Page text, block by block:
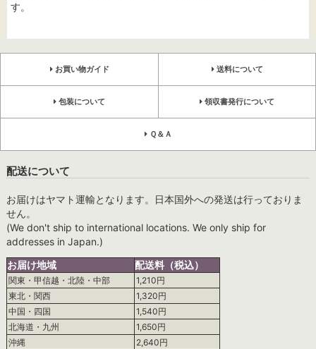
す。
お買い物ガイド 送料について
包装について 領収書発行について
Ｑ＆Ａ
配送について
お届けはヤマト運輸となります。日本国外への発送は行っておりま
せん。
(We don't ship to international locations. We only ship for
addresses in Japan.)
お届け地域
配送料（税込）
関東・甲信越・北陸・中部
1,210円
東北・関西
1,320円
中国・四国
1,540円
北海道・九州
1,650円
沖縄
2,640円